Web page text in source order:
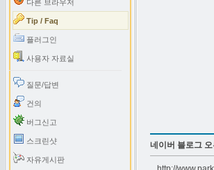
다른 브라우저
Tip / Faq
플러그인
사용자 자료실
질문/답변
건의
버그신고
스크린샷
자유게시판
네이버 블로그